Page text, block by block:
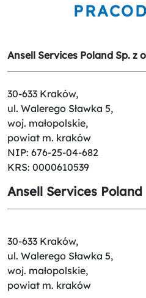
Ansell Services Poland Sp. z
30-633 Kraków,
ul. Walerego Sławka 5,
woj. małopolskie,
powiat m. kraków
NIP: 676-25-04-682
KRS: 0000610539
Ansell Services Poland
30-633 Kraków,
ul. Walerego Sławka 5,
woj. małopolskie,
powiat m. kraków